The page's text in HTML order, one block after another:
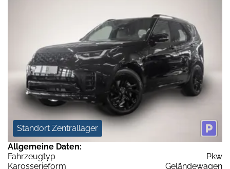
Standort Zentrallager
Allgemeine Daten:
Fahrzeugtyp
Pkw
Karosserieform
Geländewagen